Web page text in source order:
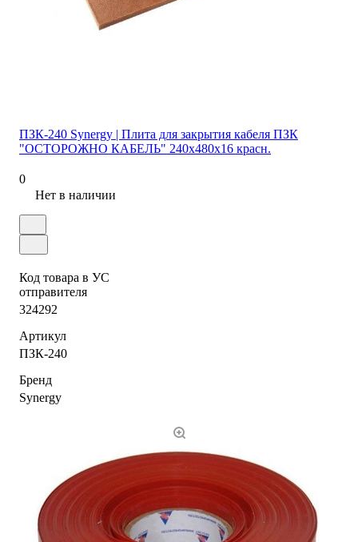
ПЗК-240 Synergy | Плита для закрытия кабеля ПЗК
"ОСТОРОЖНО КАБЕЛЬ" 240х480х16 красн.
0
Нет в наличии
Код товара в УС
отправителя
324292
Артикул
ПЗК-240
Бренд
Synergy